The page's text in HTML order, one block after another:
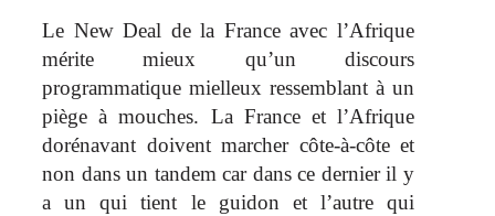
Le New Deal de la France avec l’Afrique
mérite mieux qu’un discours
programmatique mielleux ressemblant à un
piège à mouches. La France et l’Afrique
dorénavant doivent marcher côte-à-côte et
non dans un tandem car dans ce dernier il y
a un qui tient le guidon et l’autre qui